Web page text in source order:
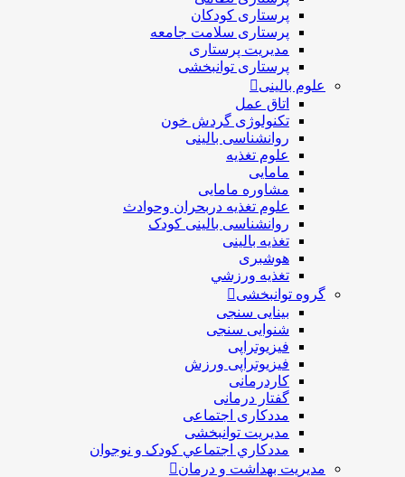
پرستاری کودکان
پرستاری سلامت جامعه
مدیریت پرستاری
پرستاری توانبخشی
علوم بالینی
اتاق عمل
تکنولوژی گردش خون
روانشناسی بالینی
علوم تغذیه
مامایی
مشاوره مامایی
علوم تغذیه دربحران وحوادث
روانشناسی بالینی کودک
تغذیه بالینی
هوشبری
تغذيه ورزشي
گروه توانبخشی
بینایی سنجی
شنوایی سنجی
فیزیوتراپی
فیزیوتراپی ورزش
کاردرمانی
گفتار درمانی
مددکاری اجتماعی
مديريت توانبخشی
مددکاري اجتماعي کودک و نوجوان
مدیریت بهداشت و درمان